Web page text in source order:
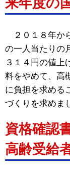
来年度の
２０１８年か
の一人当たりの
３１４円の値上
料をやめて、高
に負担を求める
づくりを求めま
資格確認
高齢受給